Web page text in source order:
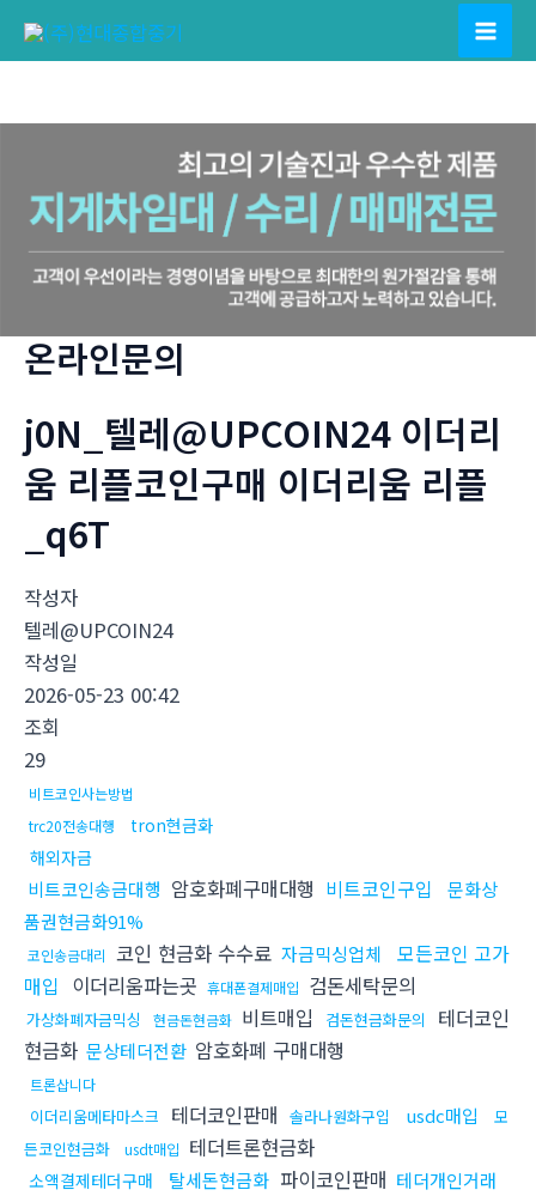
Main
온라인문의
j0N_텔레@UPCOIN24 이더리
움 리플코인구매 이더리움 리플
_q6T
작성자
텔레@UPCOIN24
작성일
2026-05-23 00:42
조회
29
비트코인사는방법
trc20전송대행
tron현금화
해외자금
비트코인송금대행 암호화폐구매대행 비트코인구입
문화상
품권현금화91%
코인송금대리 코인 현금화 수수료 자금믹싱업체
모든코인 고가
매입 이더리움파는곳 휴대폰결제매입 검돈세탁문의
가상화폐자금믹싱 현금돈현금화 비트매입 검돈현금화문의
테더코인
현금화 문상테더전환 암호화폐 구매대행
트론삽니다
이더리움메타마스크 테더코인판매 솔라나원화구입 usdc매입
모
든코인현금화
usdt매입 테더트론현금화
소액결제테더구매 탈세돈현금화 파이코인판매 테더개인거래